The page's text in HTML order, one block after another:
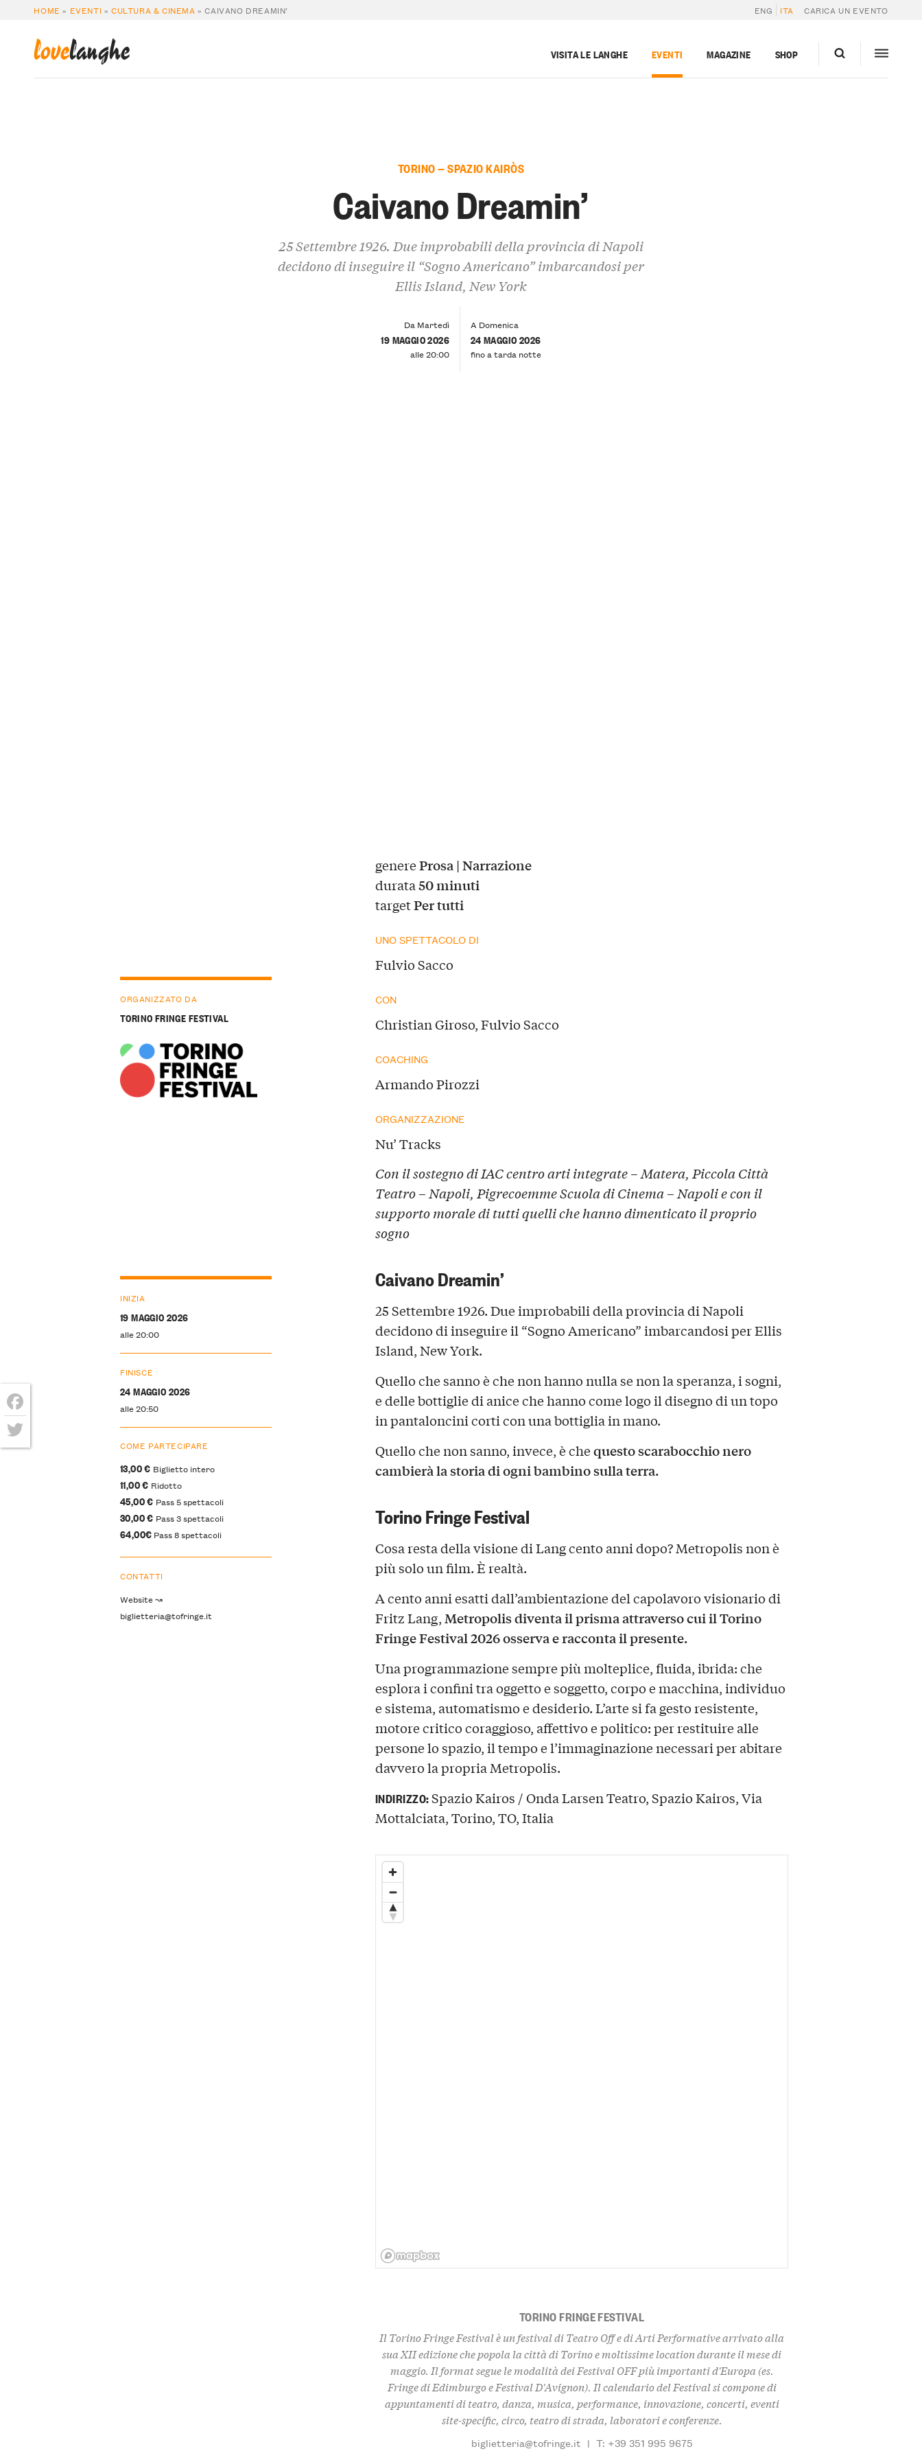
HOME » EVENTI »CULTURA & CINEMA »CAIVANO DREAMIN’ ENG ITA CARICA UN EVENTO
lovelanghe VISITA LE LANGHE EVENTI MAGAZINE SHOP
TORINO — SPAZIO KAIRÒS
Caivano Dreamin’
25 Settembre 1926. Due improbabili della provincia di Napoli
decidono di inseguire il “Sogno Americano” imbarcandosi per
Ellis Island, New York
Da Martedì
19 MAGGIO 2026
alle 20:00
A Domenica
24 MAGGIO 2026
fino a tarda notte
genereProsa | Narrazione
durata50 minuti
targetPer tutti
UNO SPETTACOLO DI
Fulvio Sacco
CON
Christian Giroso, Fulvio Sacco
COACHING
Armando Pirozzi
ORGANIZZAZIONE
Nu’ Tracks
Con il sostegno di IAC centro arti integrate – Matera, Piccola Città
Teatro – Napoli, Pigrecoemme Scuola di Cinema – Napoli e con il
supporto morale di tutti quelli che hanno dimenticato il proprio
sogno
Caivano Dreamin’
25 Settembre 1926. Due improbabili della provincia di Napoli
decidono di inseguire il “Sogno Americano” imbarcandosi per Ellis
Island, New York.
Quello che sanno è che non hanno nulla se non la speranza, i sogni,
e delle bottiglie di anice che hanno come logo il disegno di un topo
in pantaloncini corti con una bottiglia in mano.
Quello che non sanno, invece, è chequesto scarabocchio nero
cambierà la storia di ogni bambino sulla terra.
Torino Fringe Festival
Cosa resta della visione di Lang cento anni dopo? Metropolis non è
più solo un film. È realtà.
A cento anni esatti dall’ambientazione del capolavoro visionario di
Fritz Lang,Metropolis diventa il prisma attraverso cui il Torino
Fringe Festival 2026 osserva e racconta il presente.
Una programmazione sempre più molteplice, fluida, ibrida: che
esplora i confini tra oggetto e soggetto, corpo e macchina, individuo
e sistema, automatismo e desiderio. L’arte si fa gesto resistente,
motore critico coraggioso, affettivo e politico: per restituire alle
persone lo spazio, il tempo e l’immaginazione necessari per abitare
davvero la propria Metropolis.
ORGANIZZATO DA
TORINO FRINGE FESTIVAL
INIZIA
19 MAGGIO 2026
alle 20:00
FINISCE
24 MAGGIO 2026
alle 20:50
COME PARTECIPARE
13,00 € Biglietto intero
11,00 € Ridotto
45,00 € Pass 5 spettacoli
30,00 € Pass 3 spettacoli
64,00€ Pass 8 spettacoli
CONTATTI
Website ↝
biglietteria@tofringe.it
INDIRIZZO:Spazio Kairos / Onda Larsen Teatro, Spazio Kairos, Via
Mottalciata, Torino, TO, Italia
TORINO FRINGE FESTIVAL
Il Torino Fringe Festival è un festival di Teatro Off e di Arti Performative arrivato alla
sua XII edizione che popola la città di Torino e moltissime location durante il mese di
maggio. Il format segue le modalità dei Festival OFF più importanti d'Europa (es.
Fringe di Edimburgo e Festival D'Avignon). Il calendario del Festival si compone di
appuntamenti di teatro, danza, musica, performance, innovazione, concerti, eventi
site-specific, circo, teatro di strada, laboratori e conferenze.
biglietteria@tofringe.it | T: +39 351 995 9675
Facebook
Twitter